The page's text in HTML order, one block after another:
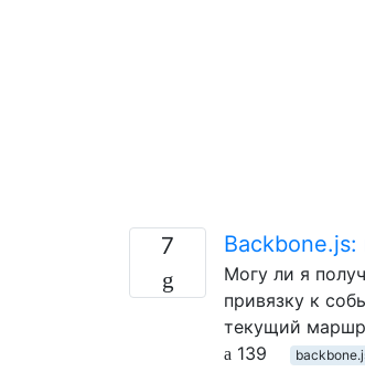
7
Могу ли я
привязку к
текущий
139